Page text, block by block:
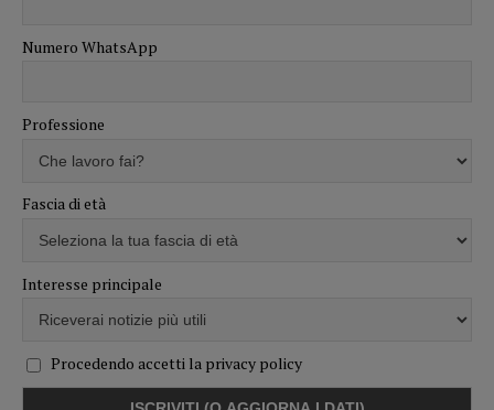
Numero WhatsApp
Professione
Fascia di età
Interesse principale
Procedendo accetti la privacy policy